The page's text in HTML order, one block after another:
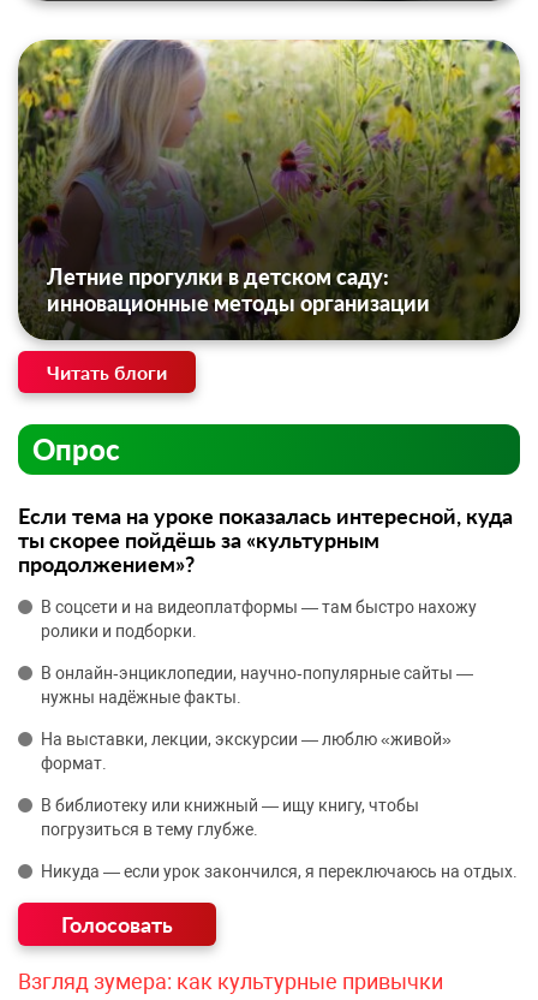
Летние прогулки в детском саду:
инновационные методы организации
Читать блоги
Опрос
Если тема на уроке показалась интересной, куда
ты скорее пойдёшь за «культурным
продолжением»?
В соцсети и на видеоплатформы — там быстро нахожу
ролики и подборки.
В онлайн‑энциклопедии, научно‑популярные сайты —
нужны надёжные факты.
На выставки, лекции, экскурсии — люблю «живой»
формат.
В библиотеку или книжный — ищу книгу, чтобы
погрузиться в тему глубже.
Никуда — если урок закончился, я переключаюсь на отдых.
Взгляд зумера: как культурные привычки